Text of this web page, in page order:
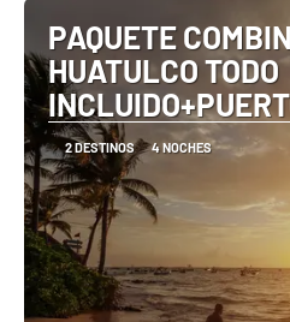
PAQUETE
HUATULCO TODO
2 DESTINOS 4 NOCHES